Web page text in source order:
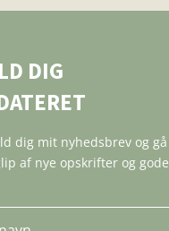
DIG
dig mit nyhedsbrev og gå
af nye opskrifter og gode